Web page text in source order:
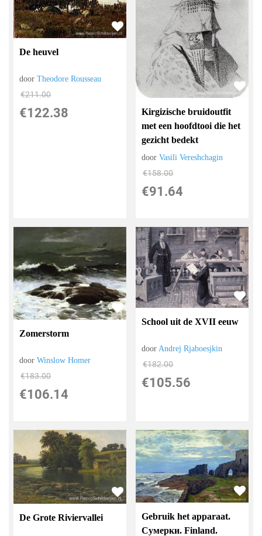
De heuvel
doorTheodore Rousseau
€211.00
€122.38
Kirgizische bruidoutfit
met een hoofdtooi die het
gezicht bedekt
doorVasili Vereshchagin
€158.00
€91.64
Zomerstorm
doorWinslow Homer
€183.00
€106.14
School uit de XVII eeuw
door Andrej Rjaboesjkin
€182.00
€105.56
De Grote Riviervallei
Gebruik het apparaat.
Сумерки. Finland.